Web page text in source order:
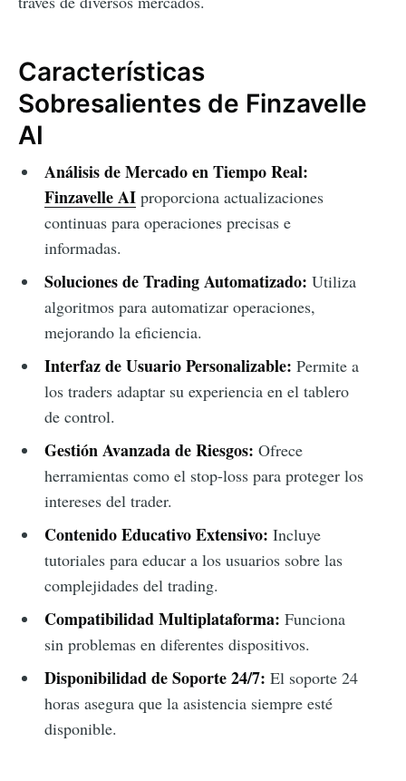
Características
Sobresalientes de Finzavelle
AI
Análisis de Mercado en Tiempo Real:
Finzavelle AIproporciona actualizaciones
continuas para operaciones precisas e
informadas.
Soluciones de Trading Automatizado: Utiliza
algoritmos para automatizar operaciones,
mejorando la eficiencia.
Interfaz de Usuario Personalizable: Permite a
los traders adaptar su experiencia en el tablero
de control.
Gestión Avanzada de Riesgos: Ofrece
herramientas como el stop-loss para proteger los
intereses del trader.
Contenido Educativo Extensivo: Incluye
tutoriales para educar a los usuarios sobre las
complejidades del trading.
Compatibilidad Multiplataforma: Funciona
sin problemas en diferentes dispositivos.
Disponibilidad de Soporte 24/7: El soporte 24
horas asegura que la asistencia siempre esté
disponible.